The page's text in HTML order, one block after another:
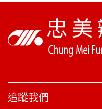
追蹤我們